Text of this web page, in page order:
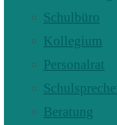
Schulbüro
Kollegium
Personalrat
Beratung